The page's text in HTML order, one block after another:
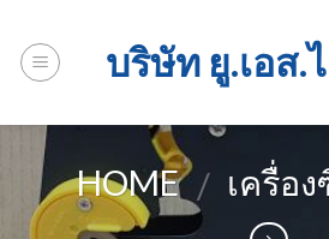
content
บริษัท ยู.เอส.
HOME / เครื่อ